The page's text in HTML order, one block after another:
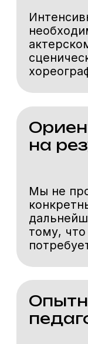
ФИО
Телефон
+7
Комментарий